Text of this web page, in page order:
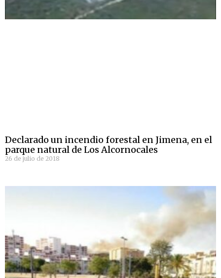
Declarado un incendio forestal en Jimena, en el
parque natural de Los Alcornocales
26 de julio de 2018